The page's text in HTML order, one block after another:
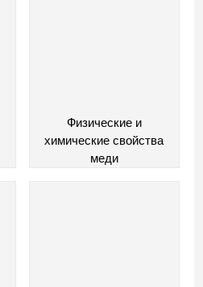
Физические и
химические свойства
меди